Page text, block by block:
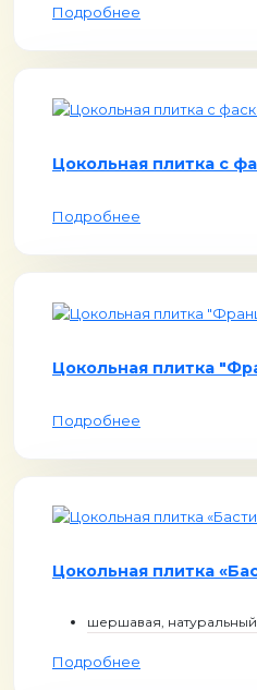
Подробнее
Цокольная плитка с
Подробнее
Цокольная плитка
Подробнее
Цокольная плитка
шершавая,
Подробнее